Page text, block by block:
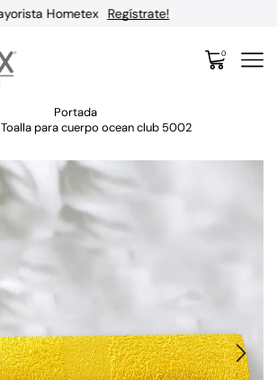
ENVÍO GRATIS por compras
0
Portada
Toalla para cuerpo ocean club 5002